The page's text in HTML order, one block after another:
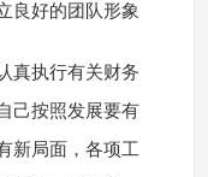
良好的团队形象
真执行有关财务
己按照发展要有
新局面，各项工